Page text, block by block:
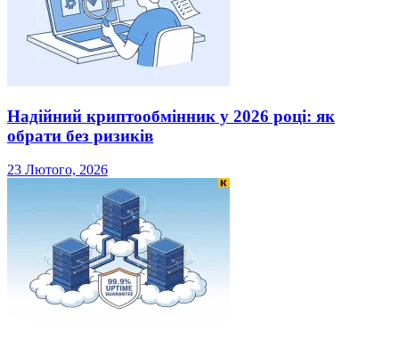
Надійний криптообмінник у 2026 році: як
обрати без ризиків
23 Лютого, 2026